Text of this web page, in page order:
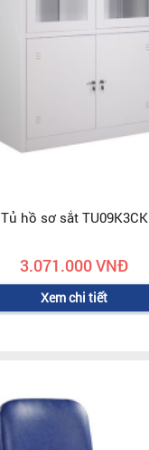
Tủ hồ sơ sắt TU09K3CK
3.071.000 VNĐ
Xem chi tiết